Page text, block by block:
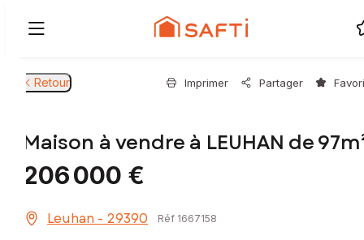
Retour Imprimer Partager
Maison à vendre à LEUHAN de
206 000 €
Leuhan - 29390 Réf 1667158